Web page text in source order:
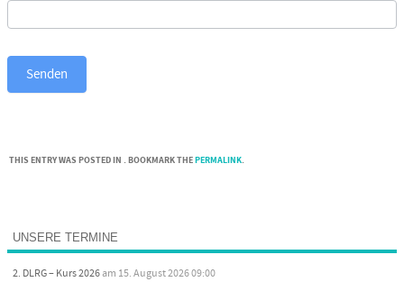
Senden
THIS ENTRY WAS POSTED IN . BOOKMARK THEPERMALINK.
Post navigation
UNSERE TERMINE
2. DLRG – Kurs 2026am 15. August 2026 09:00